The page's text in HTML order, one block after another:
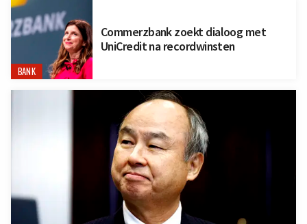
BANK
Commerzbank zoekt dialoog met
UniCredit na recordwinsten